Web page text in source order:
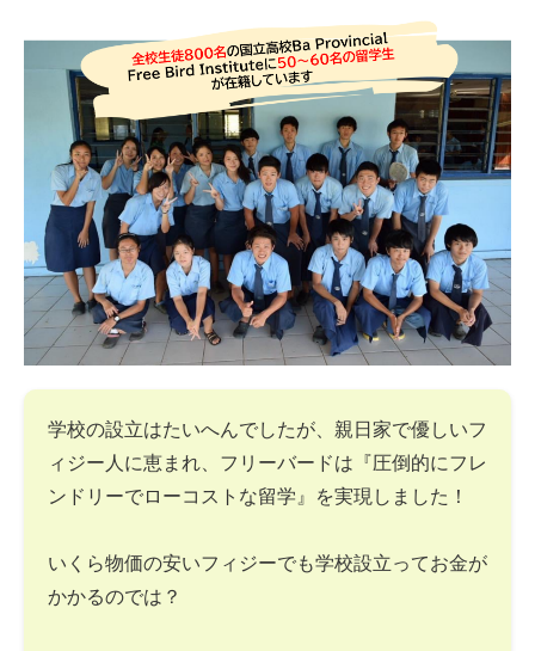
学校の設立はたいへんでしたが、親日家で優しいフ
ィジー人に恵まれ、フリーバードは『圧倒的にフレ
ンドリーでローコストな留学』を実現しました！
いくら物価の安いフィジーでも学校設立ってお金が
かかるのでは？